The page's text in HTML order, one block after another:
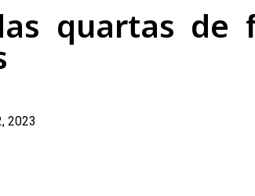
quartas de
2023